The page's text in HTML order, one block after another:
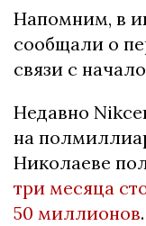
Напомним, в
сообщали о
связи с
Недавно
на
Николаеве
три месяца
50 миллионов.